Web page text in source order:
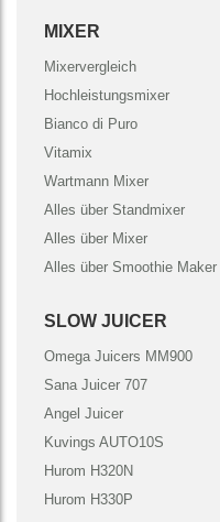
MIXER
Mixervergleich
Hochleistungsmixer
Bianco di Puro
Vitamix
Wartmann Mixer
Alles über Standmixer
Alles über Mixer
Alles über Smoothie Maker
SLOW JUICER
Omega Juicers MM900
Sana Juicer 707
Angel Juicer
Kuvings AUTO10S
Hurom H320N
Hurom H330P